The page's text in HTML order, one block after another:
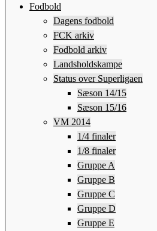
Fodbold
Dagens fodbold
FCK arkiv
Fodbold arkiv
Landsholdskampe
Status over Superligaen
Sæson 14/15
Sæson 15/16
VM 2014
1/4 finaler
1/8 finaler
Gruppe A
Gruppe B
Gruppe C
Gruppe D
Gruppe E